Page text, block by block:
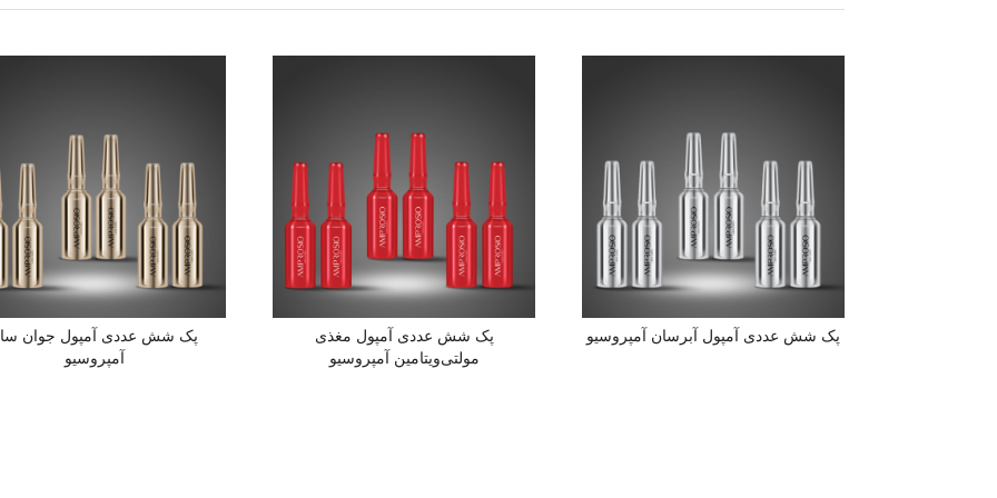
پک شش عددی آمپول آبرسان آمپروسیو
پک شش عددی آمپول مغذی
مولتی‌ویتامین آمپروسیو
پک شش عددی آمپول جوان
آمپروسیو